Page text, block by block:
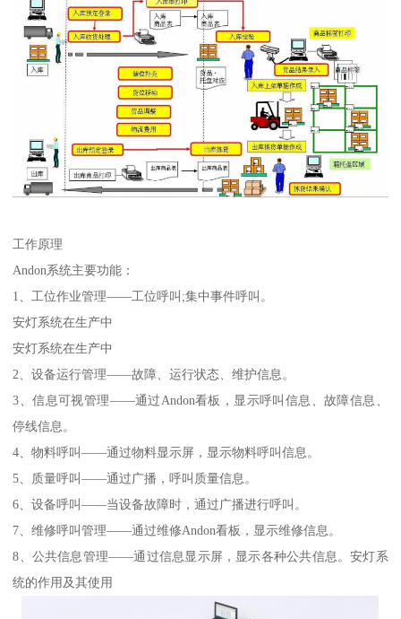
工作原理
Andon系统主要功能：
1、工位作业管理——工位呼叫;集中事件呼叫。
安灯系统在生产中
安灯系统在生产中
2、设备运行管理——故障、运行状态、维护信息。
3、信息可视管理——通过Andon看板，显示呼叫信息、故障信息、
停线信息。
4、物料呼叫——通过物料显示屏，显示物料呼叫信息。
5、质量呼叫——通过广播，呼叫质量信息。
6、设备呼叫——当设备故障时，通过广播进行呼叫。
7、维修呼叫管理——通过维修Andon看板，显示维修信息。
8、公共信息管理——通过信息显示屏，显示各种公共信息。安灯系
统的作用及其使用